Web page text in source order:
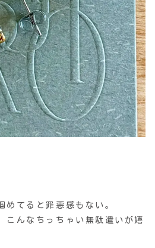
めてると罪悪感もない。
こんなちっちゃい無駄遣いが嬉